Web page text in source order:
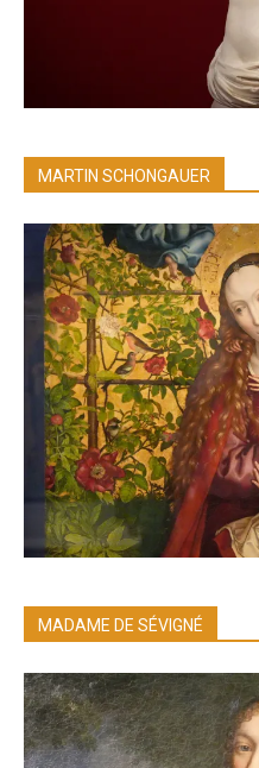
MARTIN SCHONGAUER
MADAME DE SÉVIGNÉ